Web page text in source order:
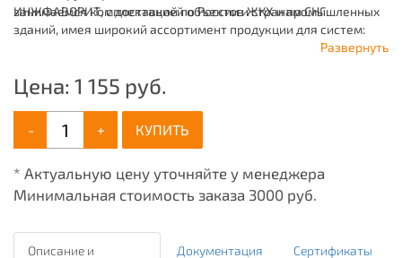
занимаемся комплектацией объектов ЖКХ и промышленных
зданий, имея широкий ассортимент продукции для систем:
отопления, водоснабжения, канализации и пожаротушения.
ИНЖФАВОРИТ, с доставкой по России и странам СНГ.
Развернуть
Цена: 1 155 руб.
- + КУПИТЬ
* Актуальную цену уточняйте у менеджера
Минимальная стоимость заказа 3000 руб.
Описание и
Документация Сертификаты